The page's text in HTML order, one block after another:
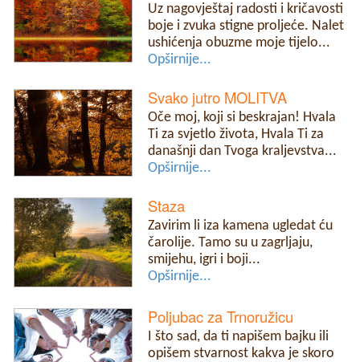
Uz nagovještaj radosti i kričavosti
boje i zvuka stigne proljeće. Nalet
ushićenja obuzme moje tijelo...
Opširnije...
Svako jutro MOLITVA
Oče moj, koji si beskrajan! Hvala
Ti za svjetlo života, Hvala Ti za
današnji dan Tvoga kraljevstva...
Opširnije...
Staza
Zavirim li iza kamena ugledat ću
čarolije. Tamo su u zagrljaju,
smijehu, igri i boji...
Opširnije...
Poljubac za Trnoružicu
I što sad, da ti napišem bajku ili
opišem stvarnost kakva je skoro